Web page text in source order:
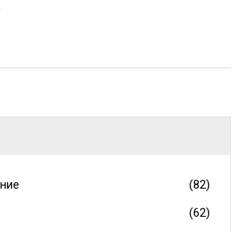
физической формы и укрепления
практические советы и идеи
блюд.
(82)
(62)